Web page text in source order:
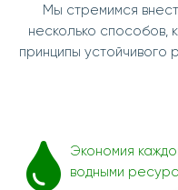
Мы стремимся
несколько способов,
принципы устойчивого
Экономия
водными